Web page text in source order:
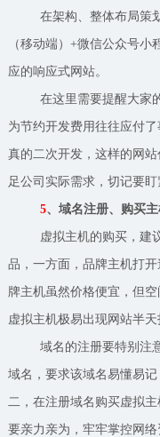
在架构、整体布局策
（移动端）+微信公众号
应的响应式网站。
在这里需要提醒大家
为节约开发费用往往应付
真的二次开发，这样的网
足公司实际需求，切记要
5、域名注册、购买
虚拟主机的购买，建
品，一方面，品牌主机打
牌主机虽然价格便宜，但
虚拟主机极易出现网站半
域名的注册要特别注
域名，要求该域名易懂易
二，在注册域名购买虚拟
要亲力亲为，牢牢掌控网络